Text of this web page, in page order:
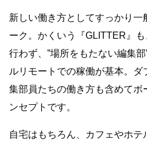
新しい働き方としてすっかり一
ーク。かくいう『GLITTER』
行わず、”場所をもたない編集
ルリモートでの稼働が基本。
集部員たちの働き方も含めてボ
ンセプトです。
自宅はもちろん、カフェやホテ